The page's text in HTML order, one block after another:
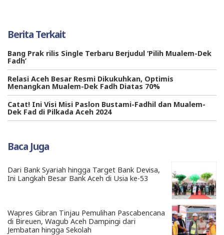
Berita Terkait
Bang Prak rilis Single Terbaru Berjudul ‘Pilih Mualem-Dek
Fadh’
Relasi Aceh Besar Resmi Dikukuhkan, Optimis
Menangkan Mualem-Dek Fadh Diatas 70%
Catat! Ini Visi Misi Paslon Bustami-Fadhil dan Mualem-
Dek Fad di Pilkada Aceh 2024
Baca Juga
Dari Bank Syariah hingga Target Bank Devisa,
Ini Langkah Besar Bank Aceh di Usia ke-53
Wapres Gibran Tinjau Pemulihan Pascabencana
di Bireuen, Wagub Aceh Dampingi dari
Jembatan hingga Sekolah